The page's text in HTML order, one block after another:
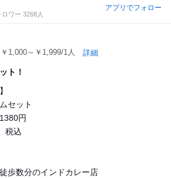
ロワー 3268人
アプリでフォロー
￥1,000～￥1,999/1人 詳細
ト！
セット
円
税込
歩数分のインドカレー店